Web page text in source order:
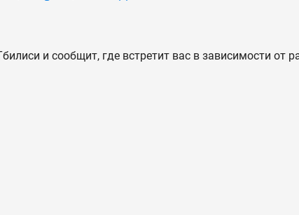
и сообщит, где встретит вас в зависимости от